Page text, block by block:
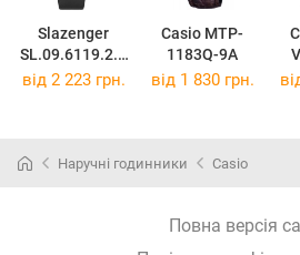
Slazenger
SL.09.6119.2.0
1
Casio MTP-
1183Q-9A
від 2 223 грн. від 1 830 грн.
Наручні годинники Casio
Повна версія